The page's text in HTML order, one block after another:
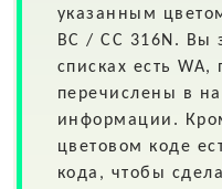
указанным
BC / CC 316N. Вы
списках есть WA,
перечислены в
информации.
цветовом коде
кода, чтобы